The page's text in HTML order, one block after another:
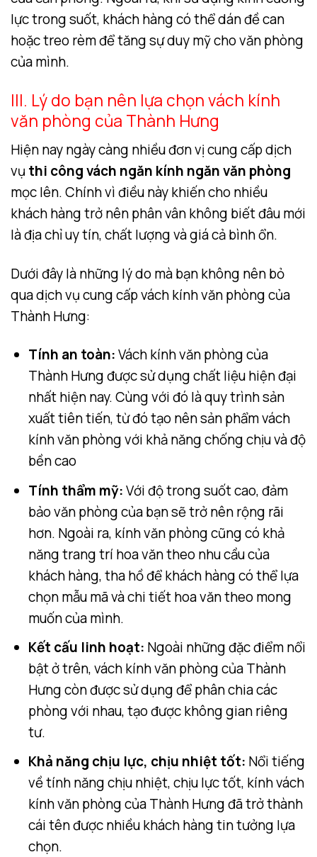
lực trong suốt, khách hàng có thể dán đề can
hoặc treo rèm để tăng sự duy mỹ cho văn phòng
của mình.
III. Lý do bạn nên lựa chọn vách kính
văn phòng của Thành Hưng
Hiện nay ngày càng nhiều đơn vị cung cấp dịch
vụ thi công vách ngăn kính ngăn văn phòng
mọc lên. Chính vì điều này khiến cho nhiều
khách hàng trở nên phân vân không biết đâu mới
là địa chỉ uy tín, chất lượng và giá cả bình ổn.
Dưới đây là những lý do mà bạn không nên bỏ
qua dịch vụ cung cấp vách kính văn phòng của
Thành Hưng:
Tính an toàn:Vách kính văn phòng của
Thành Hưng được sử dụng chất liệu hiện đại
nhất hiện nay. Cùng với đó là quy trình sản
xuất tiên tiến, từ đó tạo nên sản phẩm vách
kính văn phòng với khả năng chống chịu và độ
bền cao
Tính thẩm mỹ:Với độ trong suốt cao, đảm
bảo văn phòng của bạn sẽ trở nên rộng rãi
hơn. Ngoài ra, kính văn phòng cũng có khả
năng trang trí hoa văn theo nhu cầu của
khách hàng, tha hồ để khách hàng có thể lựa
chọn mẫu mã và chi tiết hoa văn theo mong
muốn của mình.
Kết cấu linh hoạt: Ngoài những đặc điểm nổi
bật ở trên, vách kính văn phòng của Thành
Hưng còn được sử dụng để phân chia các
phòng với nhau, tạo được không gian riêng
tư.
Khả năng chịu lực, chịu nhiệt tốt: Nổi tiếng
về tính năng chịu nhiệt, chịu lực tốt, kính vách
kính văn phòng của Thành Hưng đã trở thành
cái tên được nhiều khách hàng tin tưởng lựa
chọn.